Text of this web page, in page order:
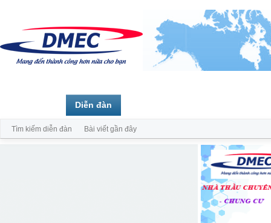
Diễn đàn
Tìm kiếm diễn đàn Bài viết gần đây